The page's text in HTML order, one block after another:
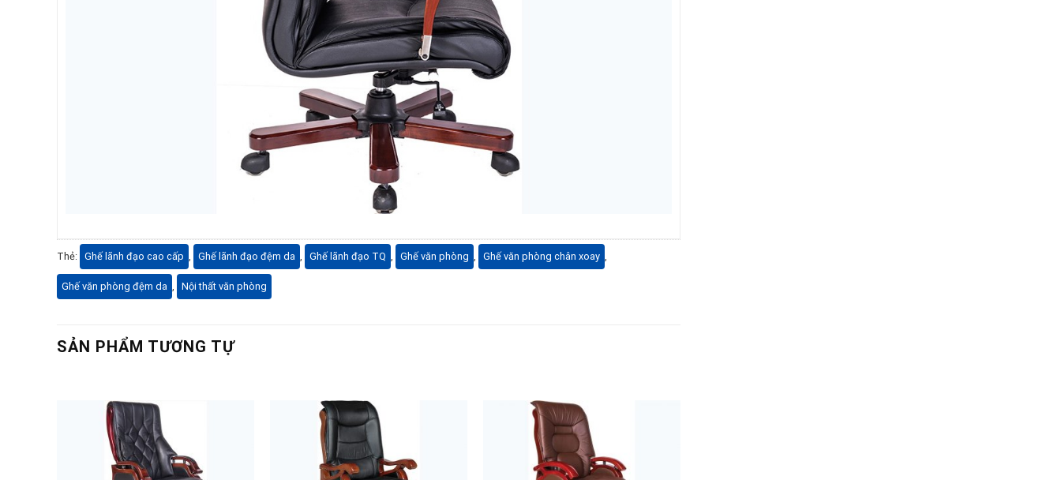
Thẻ: Ghế lãnh đạo cao cấp Ghế lãnh đạo đệm da Ghế lãnh đạo TQ Ghế văn phòng Ghế văn phòng chân xoay
Ghế văn phòng đệm da Nội thất văn phòng
SẢN PHẨM TƯƠNG TỰ